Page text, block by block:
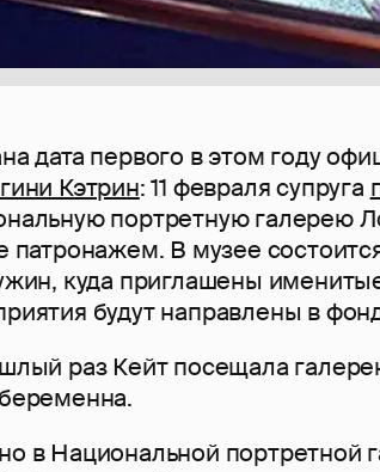
дата первого в этом году
Кэтрин: 11 февраля супруга
портретную галерею
патронажем. В музее
куда приглашены
будут направлены в
раз Кейт посещала
в Национальной портретной